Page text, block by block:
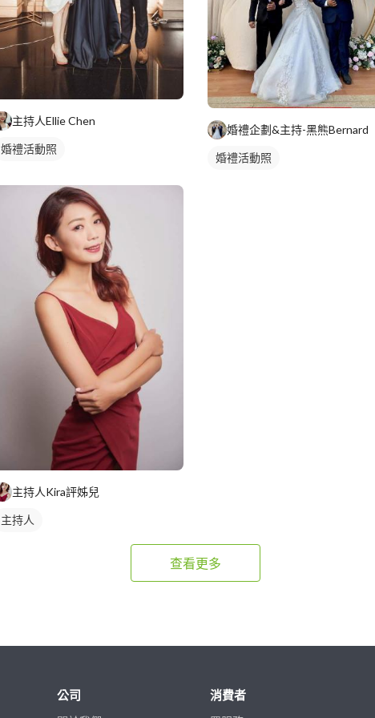
主持人Ellie Chen
婚禮活動照
主持人Kira評姊兒
主持人
婚禮企劃&主持-黑熊Bernard
婚禮活動照
查看更多
公司 消費者